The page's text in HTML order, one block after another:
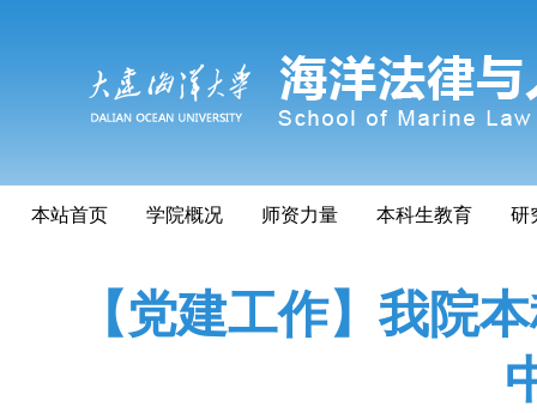
本站首页 学院概况 师资力量 本科生教育 研
【党建工作】我院